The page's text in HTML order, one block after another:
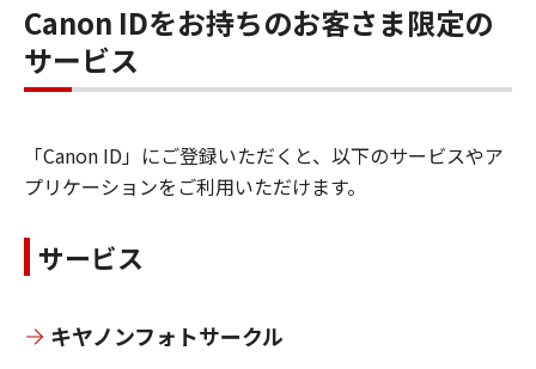
Canon IDをお持ちのお客さま限定の
サービス
「Canon ID」にご登録いただくと、以下のサービスやア
プリケーションをご利用いただけます。
サービス
キヤノンフォトサークル